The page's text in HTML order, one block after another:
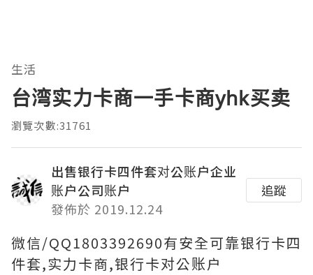
生活
台湾实力卡商一手卡商yhk买卖
瀏覽次數:31761
出售银行卡四件套对公账户企业
账户公司账户
發佈於 2019.12.24
追蹤
微信/QQ1803392690有安全可靠银行卡四
件套,实力卡商,银行卡对公账户